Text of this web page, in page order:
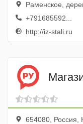
Раменское,
+791685592...
http://iz-stali.ru
654080, Россия,